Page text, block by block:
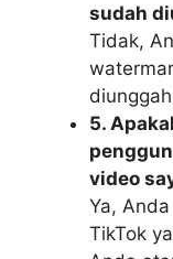
sudah
Tidak,
5.
video
Ya,
TikTok